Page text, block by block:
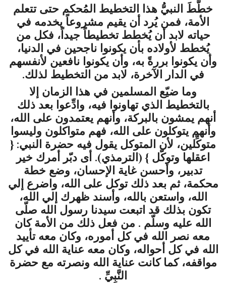
خطَّطَ النبيُّ هذا التخطيط المُحكم حتى تتعلم
الأمة، فمن يُرد أن يقيم مشروعاً يخدمه في
حياته لابد أن يُخطط تخطيطاً جيداً، فكل من
يُخطط لأولاده بأن يكونوا ناجحين في الدنيا،
وأن يكونوا بررةً به، وأن يكونوا نافعين لأنفسهم
في الدار الآخرة، لابد من التخطيط لذلك.
وما ضيّع المسلمين في هذا الزمان إلا
بالتخطيط الذي تهاونوا فيه، وادِّعوا بعد ذلك
أنهم يمشون بالبركة، وأنهم يعتمدون على الله،
وأنهم يتوكلون على الله، فهم متواكلون وليسوا
متوكِّلين، لأن المتوكل يقول فيه حضرة النبي: {
اعقلها وتوكّل } (الترمذي). أى دبّر أمرك خير
تدبير، وأحسن غاية الإحسان، وضع خطة
محكمة، ثم بعد ذلك توكل على الله، واضرع إلي
الله، واستعن بالله، وأسند ظهرك إلي الله،
تكون بذلك قد اتبعت سيدنا رسول الله صلّى
الله عليه وسلّم . من فعل ذلك من الأمة كان
معه نصر الله في كل أموره، وكان معه تأييد
الله في كل أحواله، وكان معه عناية الله في كل
مواقفه، كما كانت عناية الله ونصرته مع حضرة
النَّبِيِّ .